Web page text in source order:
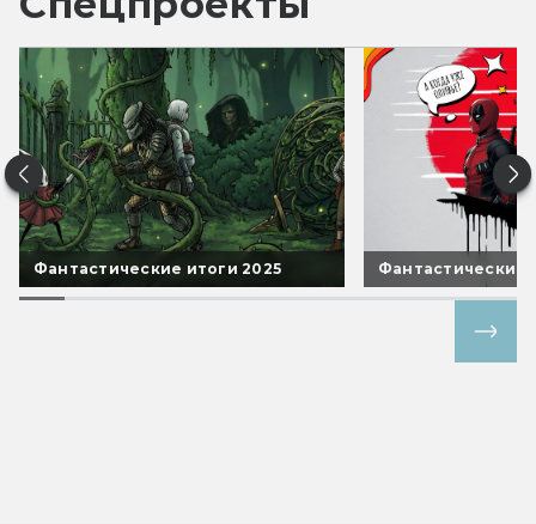
Фантастические итоги 2025 Фантастические